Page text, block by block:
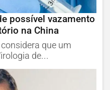
possível vazamento
na China
que um
de...